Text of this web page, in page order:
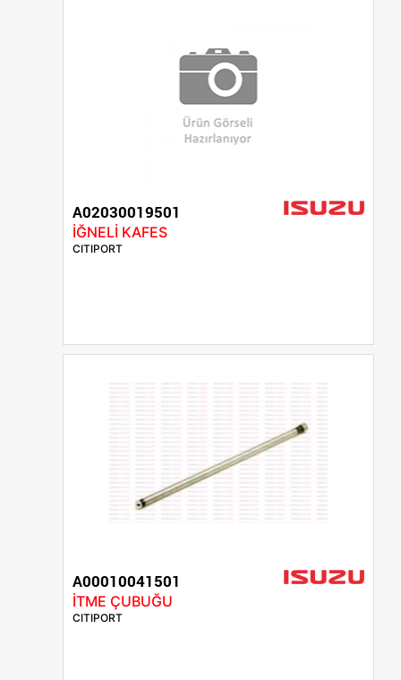
A02030019501
İĞNELİ KAFES
CITIPORT
A00010041501
İTME ÇUBUĞU
CITIPORT